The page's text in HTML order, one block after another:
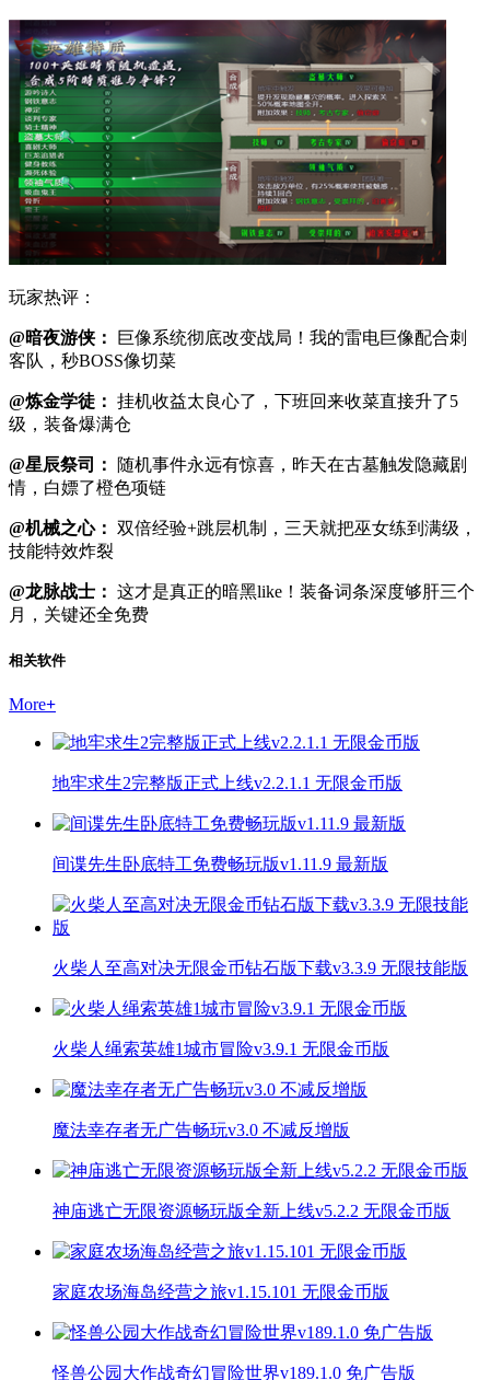
玩家热评：
@暗夜游侠：
巨像系统彻底改变战局！我的雷电巨像配合刺
客队，秒BOSS像切菜
@炼金学徒： 挂机收益太良心了，下班回来收菜直接升了5
级，装备爆满仓
@星辰祭司：
随机事件永远有惊喜，昨天在古墓触发隐藏剧
情，白嫖了橙色项链
@机械之心： 双倍经验+跳层机制，三天就把巫女练到满级，
技能特效炸裂
@龙脉战士： 这才是真正的暗黑like！装备词条深度够肝三个
月，关键还全免费
相关软件
More+
地牢求生2完整版正式上线v2.2.1.1 无限金币版
间谍先生卧底特工免费畅玩版v1.11.9 最新版
火柴人至高对决无限金币钻石版下载v3.3.9 无限技能版
火柴人绳索英雄1城市冒险v3.9.1 无限金币版
魔法幸存者无广告畅玩v3.0 不减反增版
神庙逃亡无限资源畅玩版全新上线v5.2.2 无限金币版
家庭农场海岛经营之旅v1.15.101 无限金币版
怪兽公园大作战奇幻冒险世界v189.1.0 免广告版